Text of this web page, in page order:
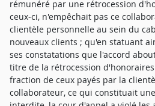
rémunéré par une rétrocession
ceux-ci, n'empêchait pas ce
clientèle personnelle au sein du
nouveaux clients ; qu'en statuant
ses constatations que l'accord
titre de la rétrocession
fraction de ceux payés par la
collaborateur, ce qui constituait